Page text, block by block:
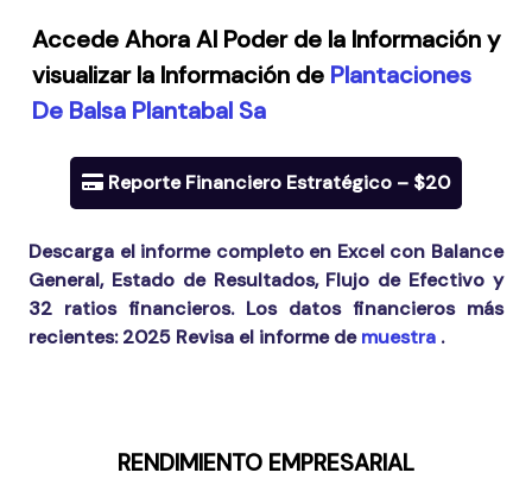
Accede Ahora Al Poder de la Información y
visualizar la Información de Plantaciones
De Balsa Plantabal Sa
Reporte Financiero Estratégico – $20
Descarga el informe completo en Excel con Balance
General, Estado de Resultados, Flujo de Efectivo y
32 ratios financieros. Los datos financieros más
recientes:2025 Revisa el informe demuestra .
RENDIMIENTO EMPRESARIAL